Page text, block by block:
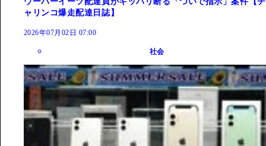
ャリンコ爆走配達日誌】
2026年07月02日 07:00
社会